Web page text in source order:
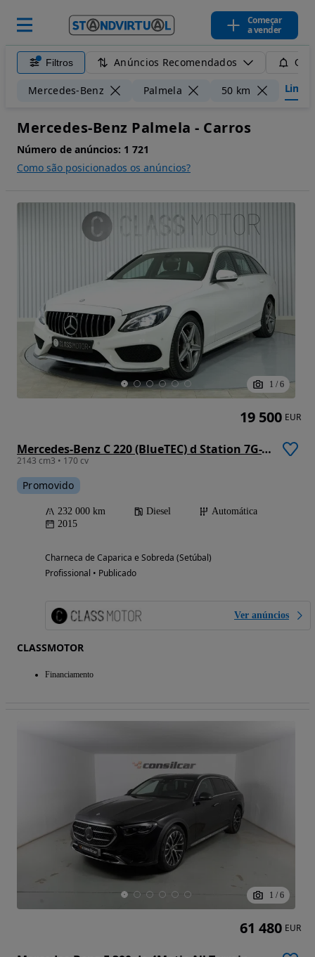
Começar
a vender
Filtros Anúncios Recomendados
Mercedes-Benz Palmela 50 km
Mercedes-Benz Palmela - Carros
Número de anúncios: 1 721
Como são posicionados os anúncios?
1 / 6
Mercedes-Benz C 220 (BlueTEC) d Station 7G-TRONIC AMG Line
2143 cm3 • 170 cv
Promovido
232 000 km Diesel
Automática
2015
Charneca de Caparica e Sobreda (Setúbal)
Profissional • Publicado
Ver anúncios
CLASSMOTOR
Financiamento
19 500 EUR
1 / 6
61 480 EUR